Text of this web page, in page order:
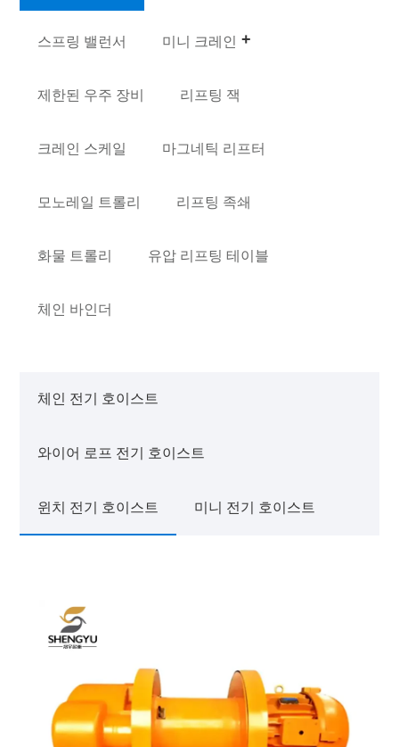
스프링 밸런서 미니 크레인
제한된 우주 장비 리프팅 잭
크레인 스케일 마그네틱 리프터
모노레일 트롤리 리프팅 족쇄
화물 트롤리 유압 리프팅 테이블
체인 바인더
체인 전기 호이스트
와이어 로프 전기 호이스트
윈치 전기 호이스트 미니 전기 호이스트